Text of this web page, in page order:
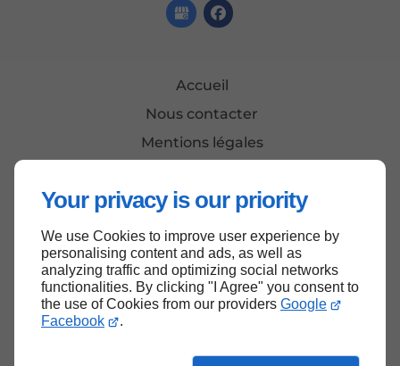
Your privacy is our priority
We use Cookies to improve user experience by
personalising content and ads, as well as
analyzing traffic and optimizing social networks
functionalities. By clicking "I Agree" you consent to
the use of Cookies from our providers Google
Facebook
.
Accueil
Nous contacter
Mentions légales
Haut de page